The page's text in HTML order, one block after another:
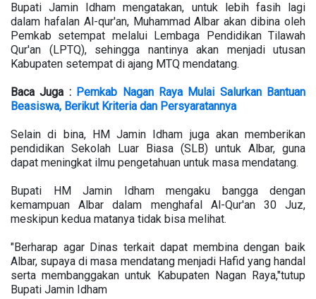
Bupati Jamin Idham mengatakan, untuk lebih fasih lagi
dalam hafalan Al-qur'an, Muhammad Albar akan dibina oleh
Pemkab setempat melalui Lembaga Pendidikan Tilawah
Qur'an (LPTQ), sehingga nantinya akan menjadi utusan
Kabupaten setempat di ajang MTQ mendatang.
Baca Juga : Pemkab Nagan Raya Mulai Salurkan Bantuan
Beasiswa, Berikut Kriteria dan Persyaratannya
Selain di bina, HM Jamin Idham juga akan memberikan
pendidikan Sekolah Luar Biasa (SLB) untuk Albar, guna
dapat meningkat ilmu pengetahuan untuk masa mendatang.
Bupati HM Jamin Idham mengaku bangga dengan
kemampuan Albar dalam menghafal Al-Qur'an 30 Juz,
meskipun kedua matanya tidak bisa melihat.
"Berharap agar Dinas terkait dapat membina dengan baik
Albar, supaya di masa mendatang menjadi Hafid yang handal
serta membanggakan untuk Kabupaten Nagan Raya,"tutup
Bupati Jamin Idham